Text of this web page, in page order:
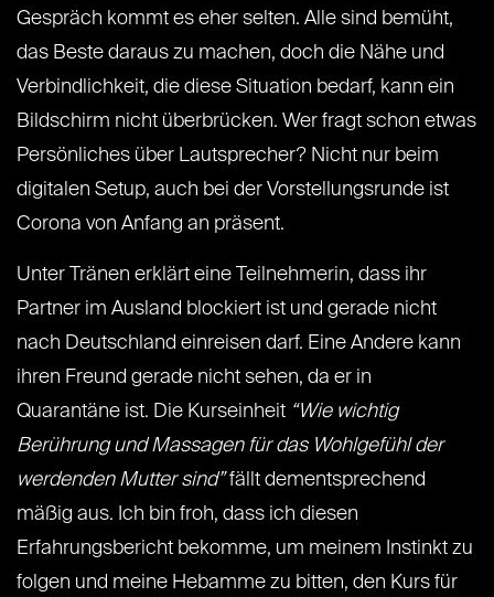
Gespräch kommt es eher selten. Alle sind bemüht,
das Beste daraus zu machen, doch die Nähe und
Verbindlichkeit, die diese Situation bedarf, kann ein
Bildschirm nicht überbrücken. Wer fragt schon etwas
Persönliches über Lautsprecher? Nicht nur beim
digitalen Setup, auch bei der Vorstellungsrunde ist
Corona von Anfang an präsent.
Unter Tränen erklärt eine Teilnehmerin, dass ihr
Partner im Ausland blockiert ist und gerade nicht
nach Deutschland einreisen darf. Eine Andere kann
ihren Freund gerade nicht sehen, da er in
Quarantäne ist. Die Kurseinheit “Wie wichtig
Berührung und Massagen für das Wohlgefühl der
werdenden Mutter sind”fällt dementsprechend
mäßig aus. Ich bin froh, dass ich diesen
Erfahrungsbericht bekomme, um meinem Instinkt zu
folgen und meine Hebamme zu bitten, den Kurs für